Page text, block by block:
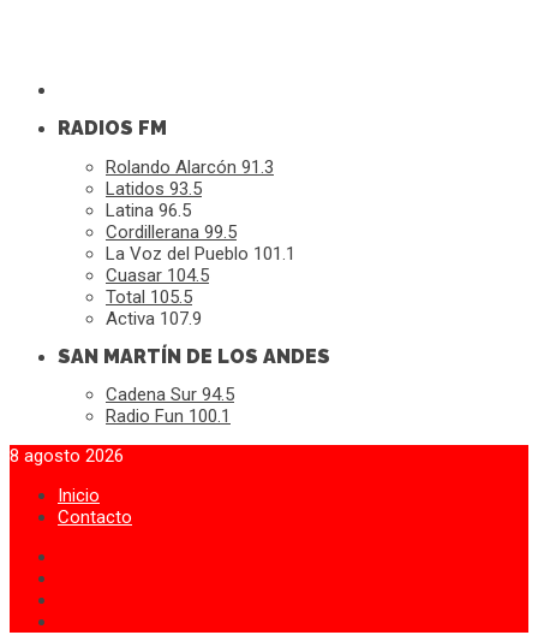
RADIOS FM
Rolando Alarcón 91.3
Latidos 93.5
Latina 96.5
Cordillerana 99.5
La Voz del Pueblo 101.1
Cuasar 104.5
Total 105.5
Activa 107.9
SAN MARTÍN DE LOS ANDES
Cadena Sur 94.5
Radio Fun 100.1
8 agosto 2026
Inicio
Contacto